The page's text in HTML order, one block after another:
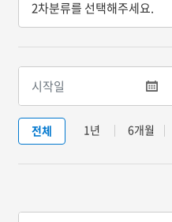
전체 1년 6개월